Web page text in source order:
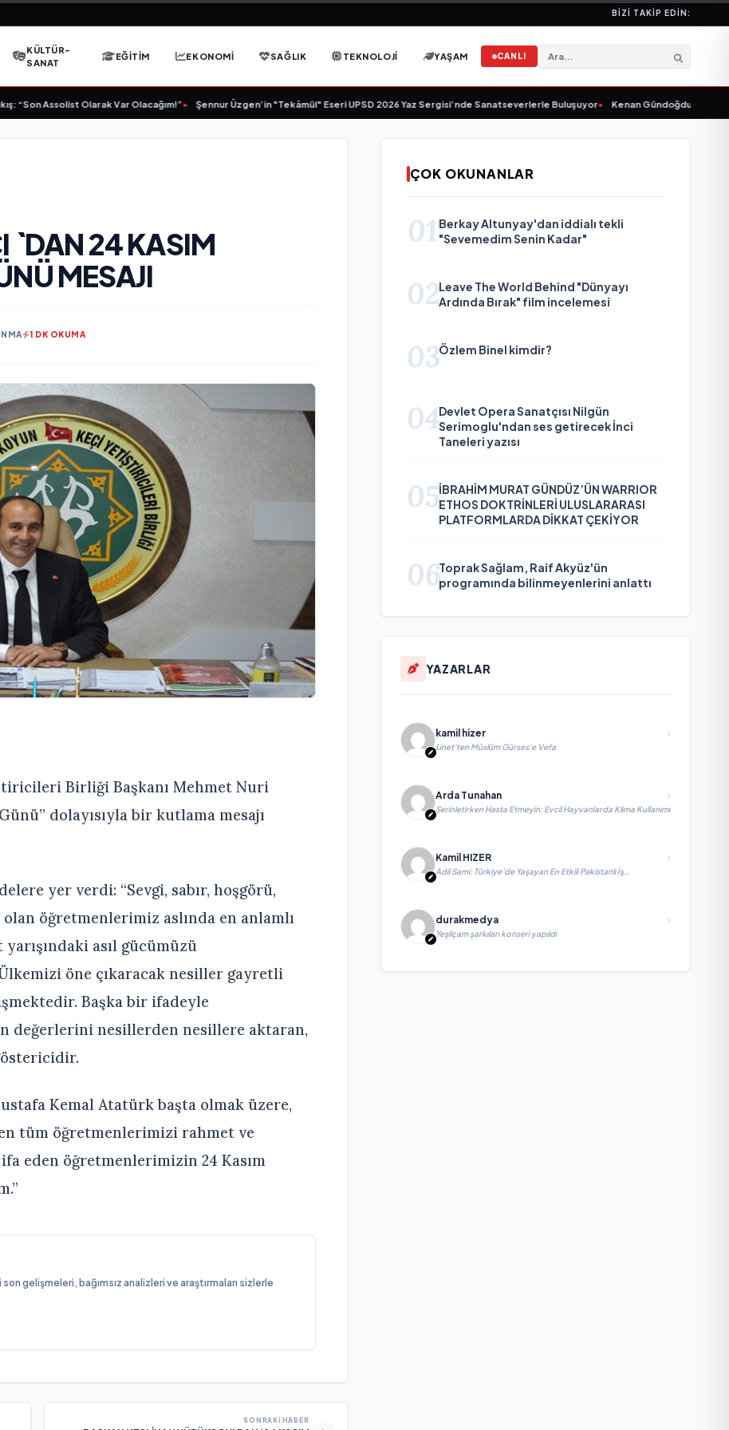
BIZI TAKIP EDIN:
KÜLTÜR-
SANAT
EĞITIM EKONOMI SAĞLIK TEKNOLOJI YAŞAM CANLI
Assolist Olarak Var Olacağım!”• Şennur Üzgen’in "Tekâmül" Eseri UPSD 2026 Yaz Sergisi’nde Sanatseverlerle Buluşuyor• Kenan Gündoğdu’dan Yeni
`DAN 24 KASIM
MESAJI
1 DK OKUMA
Birliği Başkanı Mehmet Nuri
dolayısıyla bir kutlama mesajı
yer verdi: “Sevgi, sabır, hoşgörü,
öğretmenlerimiz aslında en anlamlı
asıl gücümüzü
öne çıkaracak nesiller gayretli
Başka bir ifadeyle
değerlerini nesillerden nesillere aktaran,
Kemal Atatürk başta olmak üzere,
tüm öğretmenlerimizi rahmet ve
eden öğretmenlerimizin 24 Kasım
gelişmeleri, bağımsız analizleri ve araştırmaları sizlerle
SONRAKI HABER
ÇOK OKUNANLAR
01 Berkay Altunyay'dan iddialı tekli
"Sevemedim Senin Kadar"
02Leave The World Behind "Dünyayı
Ardında Bırak" film incelemesi
03Özlem Binel kimdir?
04Devlet Opera Sanatçısı Nilgün
Serimoglu'ndan ses getirecek İnci
Taneleri yazısı
05İBRAHİM MURAT GÜNDÜZ’ÜN WARRIOR
ETHOS DOKTRİNLERİ ULUSLARARASI
PLATFORMLARDA DİKKAT ÇEKİYOR
06Toprak Sağlam, Raif Akyüz'ün
programında bilinmeyenlerini anlattı
YAZARLAR
kamil hizer
Linet'ten Müslüm Gürses'e Vefa
Arda Tunahan
Serinletirken Hasta Etmeyin: Evcil Hayvanlarda Klima Kullanımı
Kamil HIZER
Adil Sami: Türkiye’de Yaşayan En Etkili Pakistanlı İş
İnsanlarından Biri, Yatırım ve Ekonomik Diplomasiyi
durakmedya
Yeşilçam şarkıları konseri yapıldı